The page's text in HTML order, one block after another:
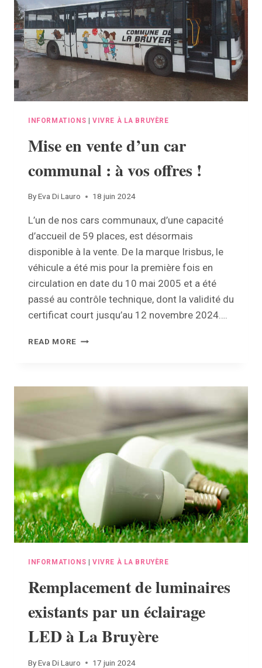
INFORMATIONS VIVRE À LA BRUYÈRE
Mise en vente d’un car
communal : à vos offres !
ByEva Di Lauro 18 juin 2024
L’un de nos cars communaux, d’une capacité
d’accueil de 59 places, est désormais
disponible à la vente. De la marque Irisbus, le
véhicule a été mis pour la première fois en
circulation en date du 10 mai 2005 et a été
passé au contrôle technique, dont la validité du
certificat court jusqu’au 12 novembre 2024….
READ MORE MISE
CAR
COMMUNAL
VOS
!
INFORMATIONS VIVRE À LA BRUYÈRE
Remplacement de luminaires
existants par un éclairage
LED à La Bruyère
ByEva Di Lauro 17 juin 2024